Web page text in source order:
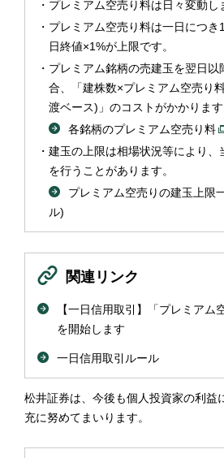
プレミアム空売り料は日々変動し
プレミアム空売り料は一日につき
日終値×1%が上限です。
プレミアム銘柄の売建玉を翌日以
合、「建株数×プレミアム空売り
渡ベース)」のコストがかかります
各銘柄のプレミアム空売り料
建玉の上限は相場状況等により、
を行うことがあります。
プレミアム空売りの建玉上限
ル)
関連リンク
【一日信用取引】「プレミアム
を開始します
一日信用取引ルール
松井証券は、今後も個人投資家の利益
充に努めてまいります。